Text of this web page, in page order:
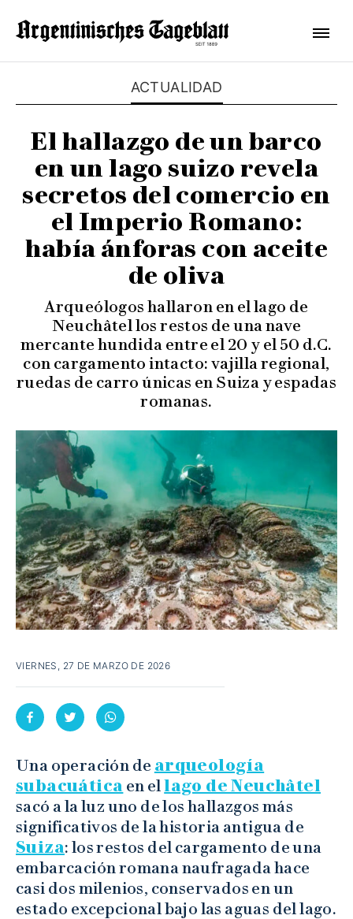
ACTUALIDAD
El hallazgo de un barco
en un lago suizo revela
secretos del comercio en
el Imperio Romano:
había ánforas con aceite
de oliva
Arqueólogos hallaron en el lago de
Neuchâtel los restos de una nave
mercante hundida entre el 20 y el 50 d.C.
con cargamento intacto: vajilla regional,
ruedas de carro únicas en Suiza y espadas
romanas.
VIERNES, 27 DE MARZO DE 2026
Una operación de arqueología
subacuática en ellago de Neuchâtel
sacó a la luz uno de los hallazgos más
significativos de la historia antigua de
Suiza: los restos del cargamento de una
embarcación romana naufragada hace
casi dos milenios, conservados en un
estado excepcional bajo las aguas del lago.